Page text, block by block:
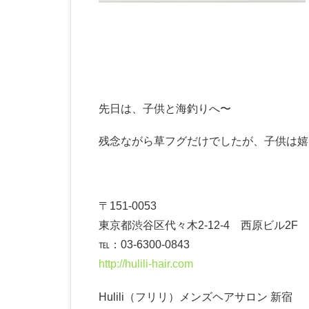
先日は、子供と海釣りへ〜
残念ながら草フグだけでしたが、子供は
〒151-0053
東京都渋谷区代々木2-12-4 西原ビル2F
℡：03-6300-0843
http://hulili-hair.com
Hulili（フリリ）メンズヘアサロン 新宿